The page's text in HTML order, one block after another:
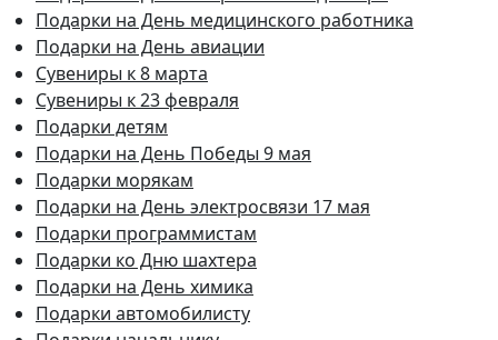
Подарки на День медицинского работника
Подарки на День авиации
Сувениры к 8 марта
Сувениры к 23 февраля
Подарки детям
Подарки на День Победы 9 мая
Подарки морякам
Подарки на День электросвязи 17 мая
Подарки программистам
Подарки ко Дню шахтера
Подарки на День химика
Подарки автомобилисту